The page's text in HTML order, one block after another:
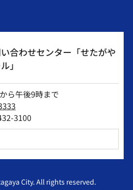
合わせセンター「せたがや
」
ら午後9時まで
3100
City. All rights reserved.